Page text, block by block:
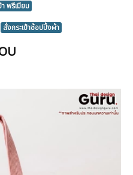
า พรีเมียม
สั่งกระเป๋าช้อปปิ้งผ้า